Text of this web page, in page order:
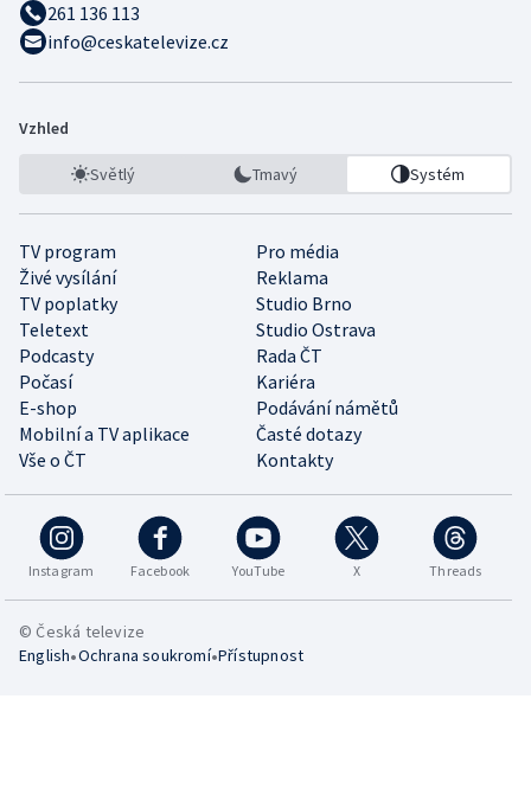
261 136 113
info@ceskatelevize.cz
Vzhled
Světlý Tmavý Systém
TV program
Pro média
Živé vysílání
Reklama
TV poplatky
Studio Brno
Teletext
Studio Ostrava
Podcasty
Rada ČT
Počasí
Kariéra
E-shop
Podávání námětů
Mobilní a TV aplikace
Časté dotazy
Vše o ČT
Kontakty
Instagram Facebook YouTube X Threads
© Česká televize
English•Ochrana soukromí•Přístupnost